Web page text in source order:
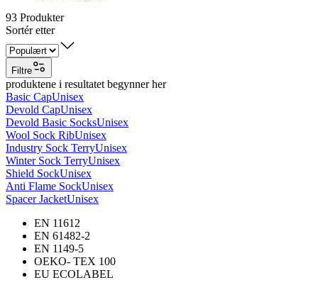
93 Produkter
Sortér etter
Filtre
produktene i resultatet begynner her
Basic CapUnisex
Devold CapUnisex
Devold Basic SocksUnisex
Wool Sock RibUnisex
Industry Sock TerryUnisex
Winter Sock TerryUnisex
Shield SockUnisex
Anti Flame SockUnisex
Spacer JacketUnisex
EN 11612
EN 61482-2
EN 1149-5
OEKO- TEX 100
EU ECOLABEL